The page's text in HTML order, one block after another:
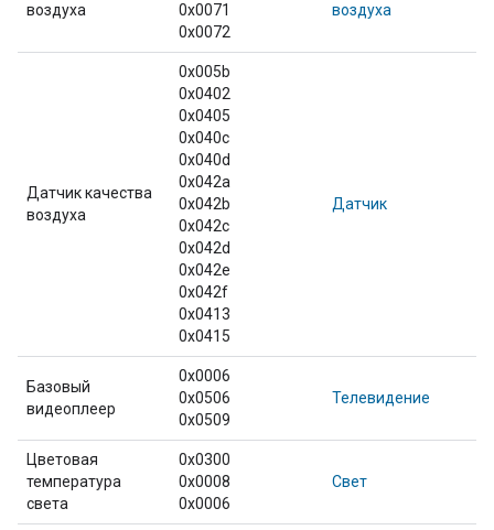
воздуха
0x0071
0x0072
воздуха
Датчик качества
воздуха
0x005b
0x0402
0x0405
0x040c
0x040d
0x042a
0x042b
0x042c
0x042d
0x042e
0x042f
0x0413
0x0415
Датчик
Базовый
видеоплеер
0x0006
0x0506
0x0509
Телевидение
Цветовая
температура
света
0x0300
0x0008
0x0006
Свет